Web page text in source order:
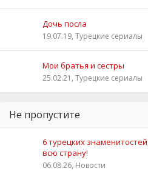
Дочь посла
19.07.19, Турецкие сериалы
Мои братья и сестры
25.02.21, Турецкие сериалы
Не пропустите
6 турецких
всю страну!
06.08.26, Новости